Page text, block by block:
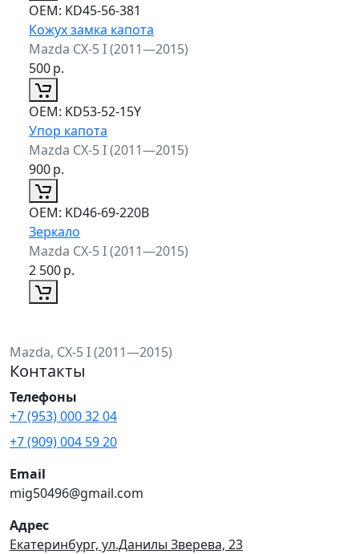
ОЕМ: KD45-56-381
Кожух замка капота
Mazda CX-5 I (2011—2015)
500р.
ОЕМ: KD53-52-15Y
Упор капота
Mazda CX-5 I (2011—2015)
900р.
ОЕМ: KD46-69-220B
Зеркало
Mazda CX-5 I (2011—2015)
2 500р.
Mazda, CX-5 I (2011—2015)
Контакты
Телефоны
+7 (953) 000 32 04
+7 (909) 004 59 20
Email
mig50496@gmail.com
Адрес
Екатеринбург, ул.Данилы Зверева, 23